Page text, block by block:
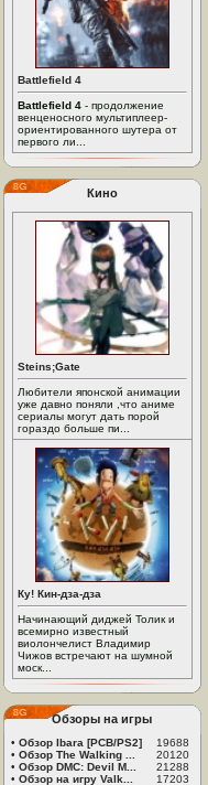
Battlefield 4
Battlefield 4 - продолжение
венценосного мультиплеер-
ориентированного шутера от
первого ли...
Кино
Steins;Gate
Любители японской анимации
уже давно поняли ,что аниме
сериалы могут дать порой
гораздо больше пи...
Ку! Кин-дза-дза
Начинающий диджей Толик и
всемирно известный
виолончелист Владимир
Чижов встречают на шумной
моск...
Обзоры на игры
• Обзор Ibara [PCB/PS2]
19688
• Обзор The Walking ...
20120
• Обзор DMC: Devil M...
21288
• Обзор на игру Valk...
17203